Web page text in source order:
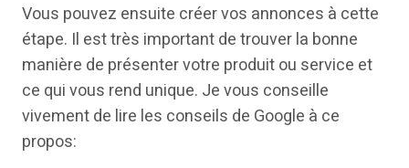
Vous pouvez ensuite créer vos annonces à cette
étape. Il est très important de trouver la bonne
manière de présenter votre produit ou service et
ce qui vous rend unique. Je vous conseille
vivement de lire les conseils de Google à ce
propos: